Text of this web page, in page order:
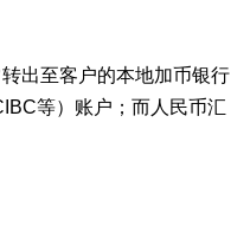
出至客户的本地加币银行
等）账户；而人民币汇